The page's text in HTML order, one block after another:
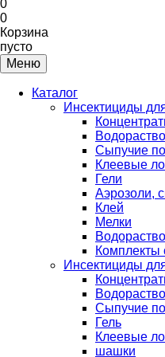
0
0
Корзина
пусто
Меню
Каталог
Инсектициды
Сыпучие
Клеевые
Гели
Аэрозоли,
Клей
Мелки
Комплекты
Инсектициды
Сыпучие
Гель
Клеевые
шашки